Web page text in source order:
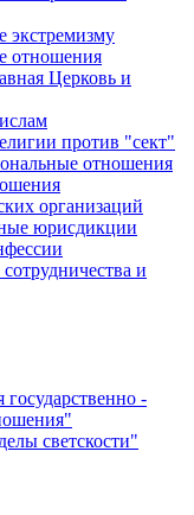
экстремизму
отношения
Церковь и
против "сект"
отношения
организаций
юрисдикции
и
-
светскости"